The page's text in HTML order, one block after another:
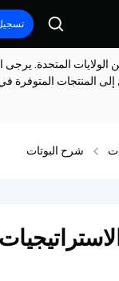
الولايات المتحدة. يرجى
إلى المنتجات المتوفرة
شرح البوتات